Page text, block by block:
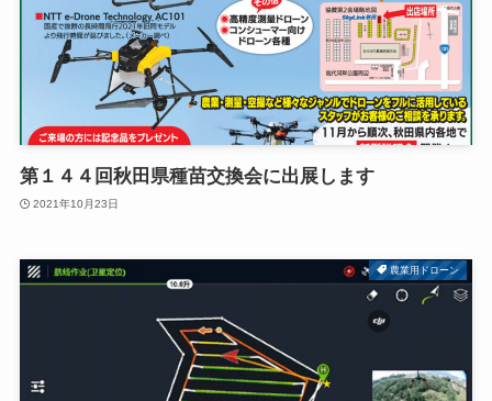
第１４４回秋田県種苗交換会に出展します
2021年10月23日
農業用ドローン